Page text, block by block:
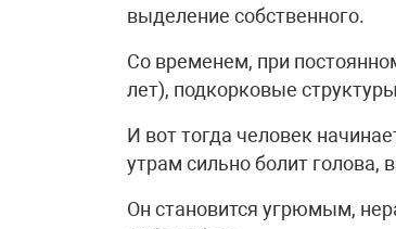
выделение собственного.
Со временем, при
лет), подкорковые
И вот тогда человек
утрам сильно болит
Он становится угрюмым,